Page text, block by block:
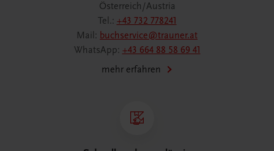
Österreich/Austria
Tel.: +43 732 778241
Mail: buchservice@trauner.at
WhatsApp: +43 664 88 58 69 41
mehr erfahren